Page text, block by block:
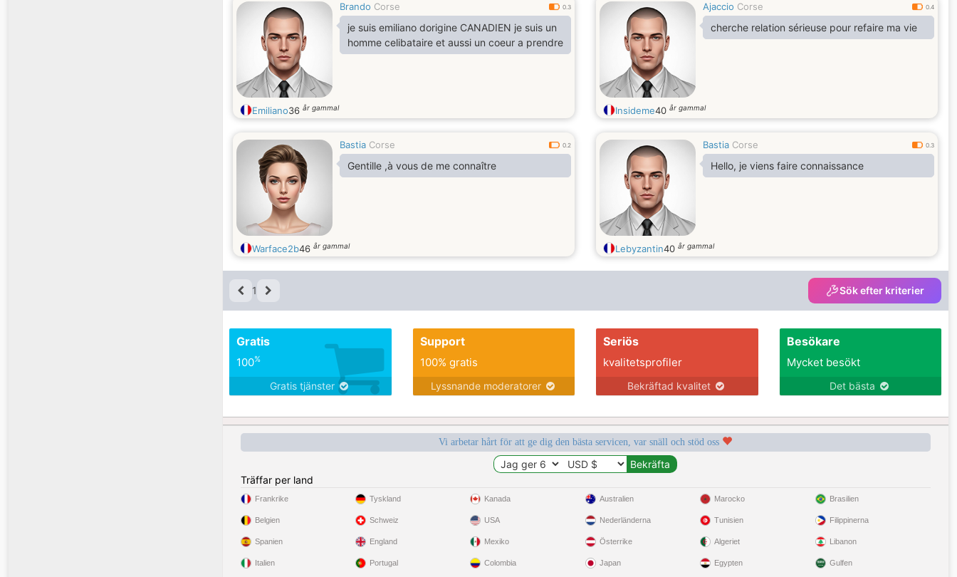
Brando Corse 0.3
je suis emiliano dorigine CANADIEN je suis un
homme celibataire et aussi un coeur a prendre
Emiliano36 år gammal
Ajaccio Corse 0.4
cherche relation sérieuse pour refaire ma vie
Insideme40 år gammal
Bastia Corse 0.2
Gentille ,à vous de me connaître
Warface2b46 år gammal
Bastia Corse 0.3
Hello, je viens faire connaissance
Lebyzantin40 år gammal
1 Sök efter kriterier
Gratis
100%
Gratis tjänster
Support
100% gratis
Lyssnande moderatorer
Seriös
kvalitetsprofiler
Bekräftad kvalitet
Besökare
Mycket besökt
Det bästa
Vi arbetar hårt för att ge dig den bästa servicen, var snäll och stöd oss
Träffar per land
Frankrike
Belgien
Spanien
Italien
Tyskland
Schweiz
England
Portugal
Kanada
USA
Mexiko
Colombia
Australien
Nederländerna
Österrike
Japan
Marocko
Tunisien
Algeriet
Egypten
Brasilien
Filippinerna
Libanon
Gulfen